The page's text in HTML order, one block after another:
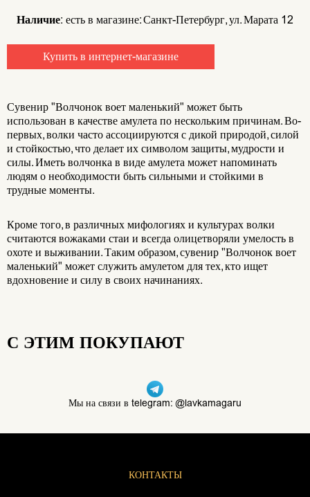
Наличие: есть в магазине: Санкт-Петербург, ул. Марата 12
Купить в интернет-магазине
Сувенир "Волчонок воет маленький" может быть
использован в качестве амулета по нескольким причинам. Во-
первых, волки часто ассоциируются с дикой природой, силой
и стойкостью, что делает их символом защиты, мудрости и
силы. Иметь волчонка в виде амулета может напоминать
людям о необходимости быть сильными и стойкими в
трудные моменты.
Кроме того, в различных мифологиях и культурах волки
считаются вожаками стаи и всегда олицетворяли умелость в
охоте и выживании. Таким образом, сувенир "Волчонок воет
маленький" может служить амулетом для тех, кто ищет
вдохновение и силу в своих начинаниях.
С ЭТИМ ПОКУПАЮТ
Мы на связи в telegram: @lavkamagaru
КОНТАКТЫ